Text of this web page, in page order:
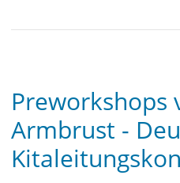
Preworkshops
Armbrust -